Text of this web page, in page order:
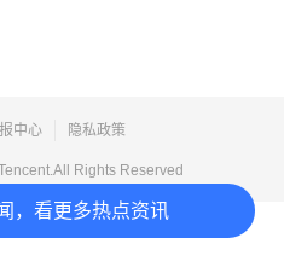
，看更多热点资讯
中心 隐私政策
Rights Reserved